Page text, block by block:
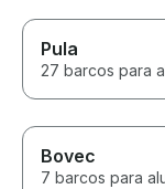
Pula
27 barcos para
Bovec
7 barcos para